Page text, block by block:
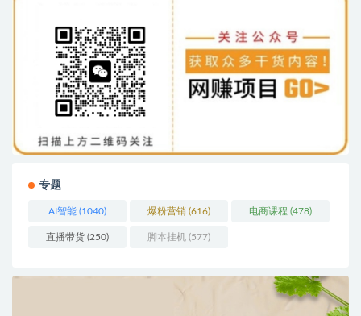
专题
AI智能 (1040) 爆粉营销 (616) 电商课程 (478)
直播带货 (250) 脚本挂机 (577)